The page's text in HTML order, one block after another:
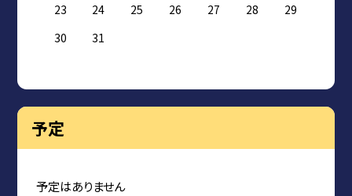
23
24 25 26 27 28
29
30
31
予定
予定はありません